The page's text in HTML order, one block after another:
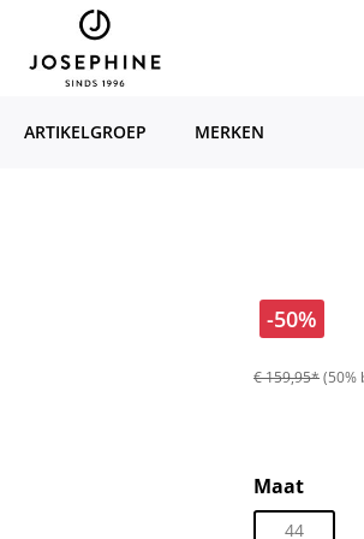
ARTIKELGROEP MERKEN
-50%
€ 159,95*(50%
Selecteer
Maat
44